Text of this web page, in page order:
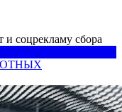
и соцрекламу сбора